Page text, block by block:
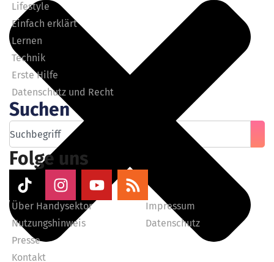
Lifestyle
Einfach erklärt
Lernen
Technik
Erste Hilfe
Datenschutz und Recht
Suchen
Folge uns
Über Handysektor
Nutzungshinweis
Presse
Kontakt
Impressum
Datenschutz